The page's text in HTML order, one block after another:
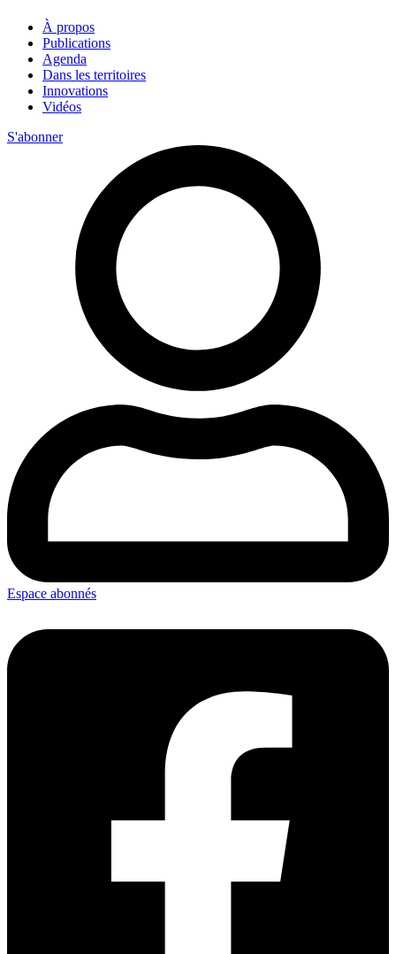
À propos
Publications
Agenda
Dans les territoires
Innovations
Vidéos
S'abonner
Espace abonnés